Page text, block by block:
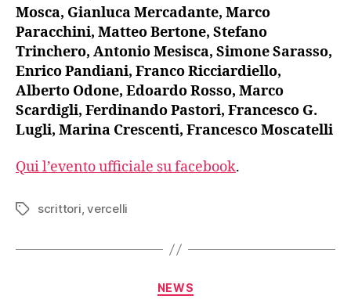
Mosca, Gianluca Mercadante, Marco
Paracchini, Matteo Bertone, Stefano
Trinchero, Antonio Mesisca, Simone Sarasso,
Enrico Pandiani, Franco Ricciardiello,
Alberto Odone, Edoardo Rosso, Marco
Scardigli, Ferdinando Pastori, Francesco G.
Lugli, Marina Crescenti, Francesco Moscatelli
Qui l’evento ufficiale su facebook.
Tag scrittori,vercelli
Categorie
NEWS